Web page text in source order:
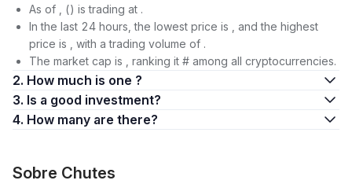
As of , () is trading at .
In the last 24 hours, the lowest price is , and the highest
price is , with a trading volume of .
The market cap is , ranking it # among all cryptocurrencies.
2. How much is one ?
3. Is a good investment?
4. How many are there?
Sobre Chutes